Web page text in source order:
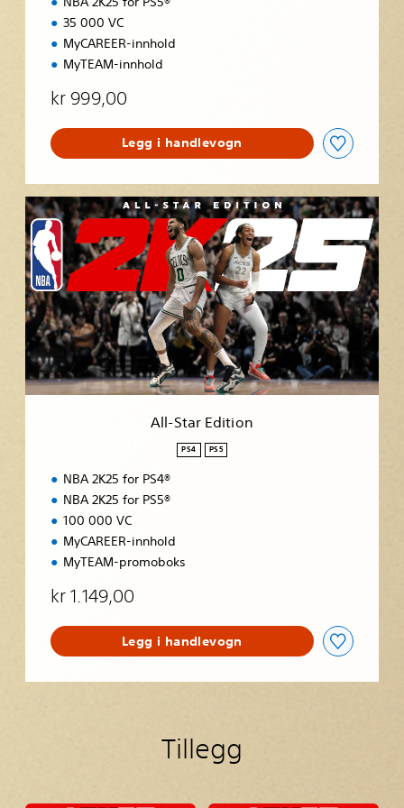
35 000 VC
MyCAREER-innhold
MyTEAM-innhold
kr 999,00
Legg i handlevogn
A
l
l
-
S
t
a
r
E
d
i
t
All-Star Edition
PS4 PS5
NBA 2K25 for PS4®
NBA 2K25 for PS5®
100 000 VC
MyCAREER-innhold
MyTEAM-promoboks
kr 1.149,00
Legg i handlevogn
Tillegg